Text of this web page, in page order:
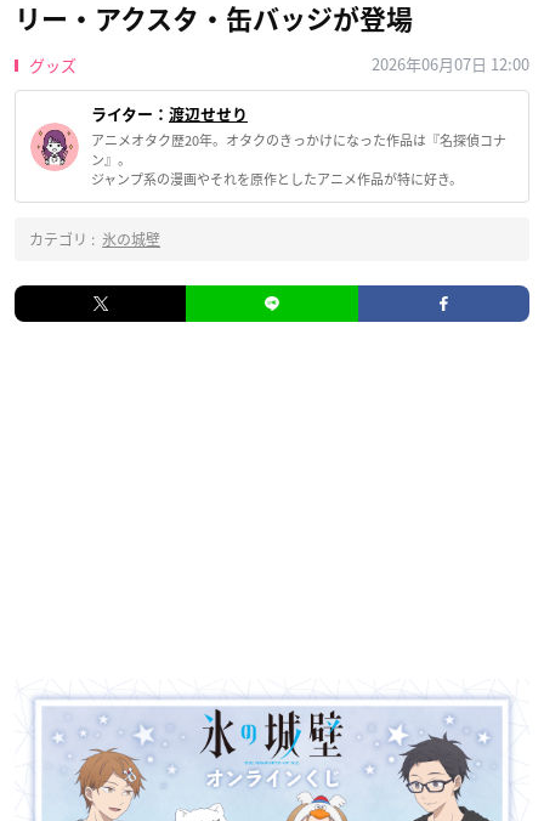
リー・アクスタ・缶バッジが登場
グッズ 2026年06月07日 12:00
ライター： 渡辺せせり
アニメオタク歴20年。オタクのきっかけになった作品は『名探偵コナ
ン』。
ジャンプ系の漫画やそれを原作としたアニメ作品が特に好き。
カテゴリ : 氷の城壁